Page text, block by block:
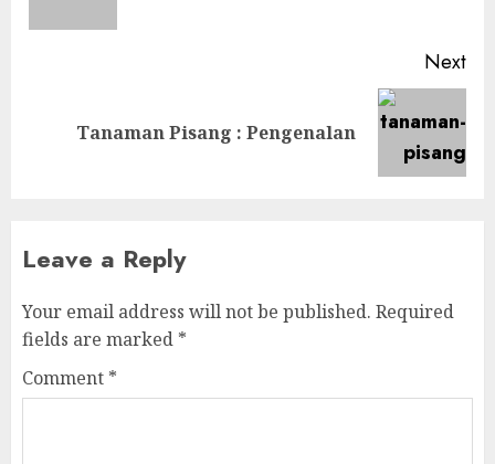
Next
Tanaman Pisang : Pengenalan
Leave a Reply
Your email address will not be published. Required
fields are marked *
Comment *